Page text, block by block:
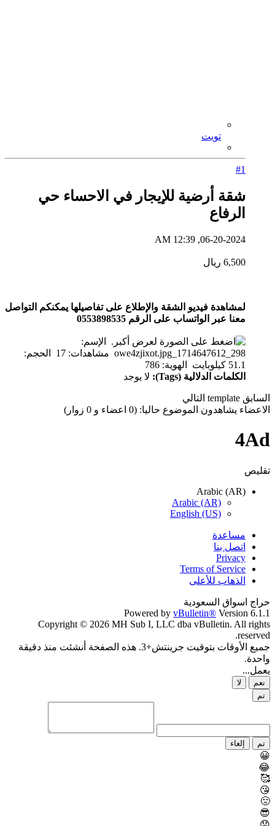
تويت
#1
شقة أرضية للإيجار في الاحساء حي
الرفاع
06-20-2024, 12:39 AM
6,500 ريال
لمشاهدة فيديو الشقة والإطلاع على تفاصيلها يمكنكم التواصل
معنا عبر الواتساب على الرقم 0553898535
الكلمات الدلالية (Tags): لا يوجد
السابق template التالي
الاعضاء يشاهدون الموضوع حاليا: (0 اعضاء و 0 زوار)
4Ad
تقليص
Arabic (AR)
Arabic (AR)
English (US)
مساعدة
اتصل بنا
Privacy
Terms of Service
الذهاب للأعلى
حراج اسواق السعودية
Powered by vBulletin® Version 6.1.1
Copyright © 2026 MH Sub I, LLC dba vBulletin. All rights
reserved.
جميع الأوقات بتوقيت جرينتش+3. هذه الصفحة أنشئت منذ دقيقة
واحدة.
يعمل...
نعم
لا
تم
تم إلغاء
😀
😂
🥰
😘
🤢
😎